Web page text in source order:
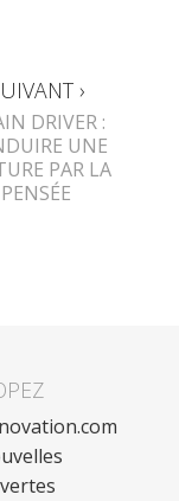
›
DRIVER :
UNE
PAR LA
PENSÉE